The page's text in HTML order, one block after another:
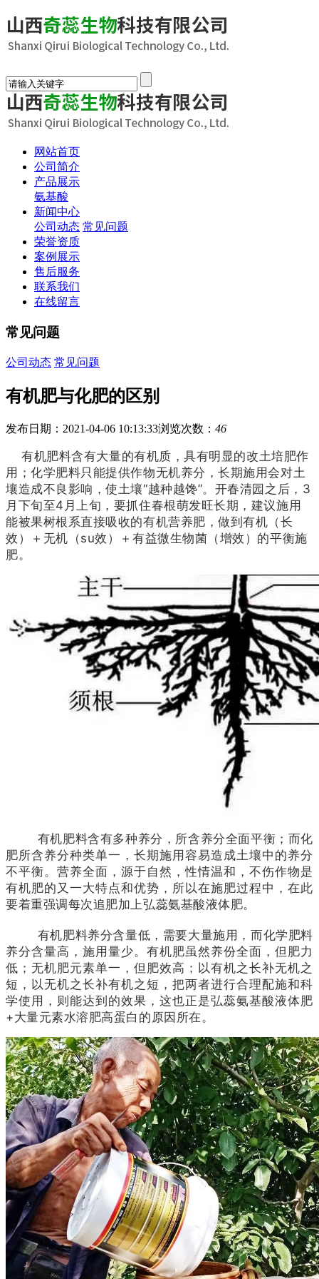
网站首页
公司简介
产品展示
氨基酸
新闻中心
公司动态 常见问题
荣誉资质
案例展示
售后服务
联系我们
在线留言
常见问题
公司动态 常见问题
有机肥与化肥的区别
发布日期：2021-04-06 10:13:33浏览次数： 46
有机肥料含有大量的有机质，具有明显的改土培肥作
用；化学肥料只能提供作物无机养分，长期施用会对土
壤造成不良影响，使土壤“越种越馋”。开春清园之后，3
月下旬至4月上旬，要抓住春根萌发旺长期，建议施用
能被果树根系直接吸收的有机营养肥，做到有机（长
效）＋无机（su效）＋有益微生物菌（增效）的平衡施
肥。
有机肥料含有多种养分，所含养分全面平衡；而化
肥所含养分种类单一，长期施用容易造成土壤中的养分
不平衡。营养全面，源于自然，性情温和，不伤作物是
有机肥的又一大特点和优势，所以在施肥过程中，在此
要着重强调每次追肥加上弘蕊氨基酸液体肥。
有机肥料养分含量低，需要大量施用，而化学肥料
养分含量高，施用量少。有机肥虽然养份全面，但肥力
低；无机肥元素单一，但肥效高；以有机之长补无机之
短，以无机之长补有机之短，把两者进行合理配施和科
学使用，则能达到的效果，这也正是弘蕊氨基酸液体肥
+大量元素水溶肥高蛋白的原因所在。